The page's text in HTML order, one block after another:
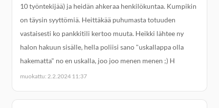
10 työntekijää) ja heidän ahkeraa henkilökuntaa. Kumpikin
on täysin syyttömiä. Heittäkää puhumasta totuuden
vastaisesti ko pankkitili kertoo muuta. Heikki lähtee ny
halon hakuun sisälle, hella poliisi sano "uskallappa olla
hakematta" no en uskalla, joo joo menen menen ;) H
muokattu: 2.2.2024 11:37